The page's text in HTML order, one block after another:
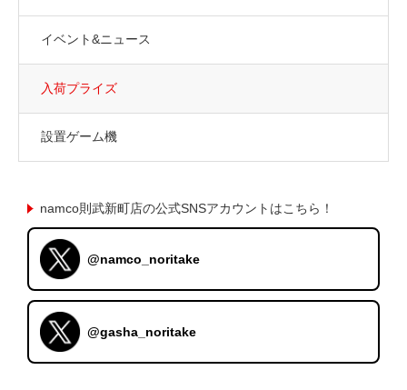
イベント&ニュース
入荷プライズ
設置ゲーム機
namco則武新町店の公式SNSアカウントはこちら！
@namco_noritake
@gasha_noritake